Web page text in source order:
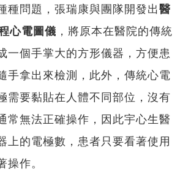
種問題，張瑞康與團隊開發出醫
心電圖儀 ，將原本在醫院的傳統
一個手掌大的方形儀器，方便患
手拿出來檢測，此外，傳統心電
需要黏貼在人體不同部位，沒有
常無法正確操作，因此宇心生醫
上的電極數，患者只要看著使用
作。